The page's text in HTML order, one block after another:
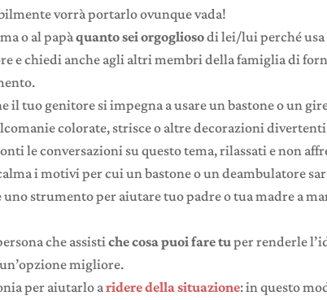
vorrà portarlo ovunque vada!
o al papàquanto sei orgogliosodi lei/lui perché usa
e chiedi anche agli altri membri della famiglia di
il tuo genitore si impegna a usare un bastone o un
colorate, strisce o altre decorazioni
le conversazioni su questo tema, rilassati e non
i motivi per cui un bastone o un deambulatore
uno strumento per aiutare tuo padre o tua madre a
che assisti che cosa puoi fare tuper renderle
migliore.
per aiutarlo aridere della situazione: in questo